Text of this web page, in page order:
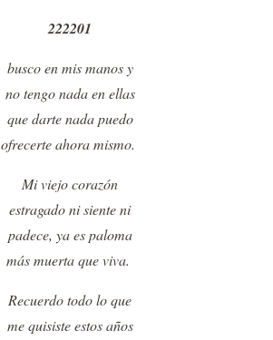
222201
busco en mis manos y
no tengo nada en ellas
que darte nada puedo
ofrecerte ahora mismo.
Mi viejo corazón
estragado ni siente ni
padece, ya es paloma
más muerta que viva.
Recuerdo todo lo que
me quisiste estos años